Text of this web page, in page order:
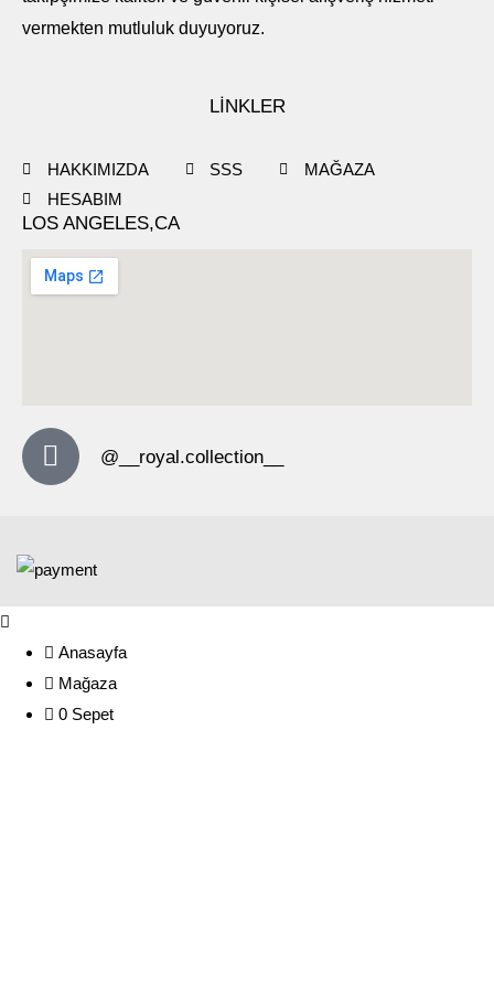
vermekten mutluluk duyuyoruz.
LİNKLER
HAKKIMIZDA SSS
MAĞAZA
HESABIM
LOS ANGELES,CA
@__royal.collection__
Anasayfa
Mağaza
0 Sepet